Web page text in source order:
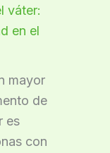
váter:
en el
mayor
de
es
con